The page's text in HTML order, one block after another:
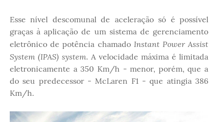
Esse nível descomunal de aceleração só é possível
graças à aplicação de um sistema de gerenciamento
eletrônico de potência chamado Instant Power Assist
System (IPAS) system. A velocidade máxima é limitada
eletronicamente a 350 Km/h - menor, porém, que a
do seu predecessor - McLaren F1 - que atingia 386
Km/h.